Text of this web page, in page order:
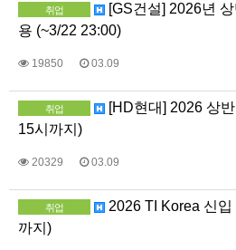
취업
[GS건설] 2026년
용 (~3/22 23:00)
19850 03.09
취업
[HD현대] 2026 상
15시까지)
20329 03.09
취업
2026 TI Korea 신
까지)